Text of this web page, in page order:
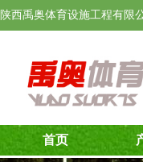
陕西禹奥体育设施工程有限
首页